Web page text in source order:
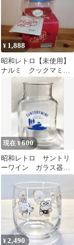
¥ 1,888
昭和レトロ【未使用】
ナルミ クックマミ
ー レンシでコーン
現在 ¥ 600
昭和レトロ サントリ
ーワイン ガラス器
瓶 キャニスター
¥2,490